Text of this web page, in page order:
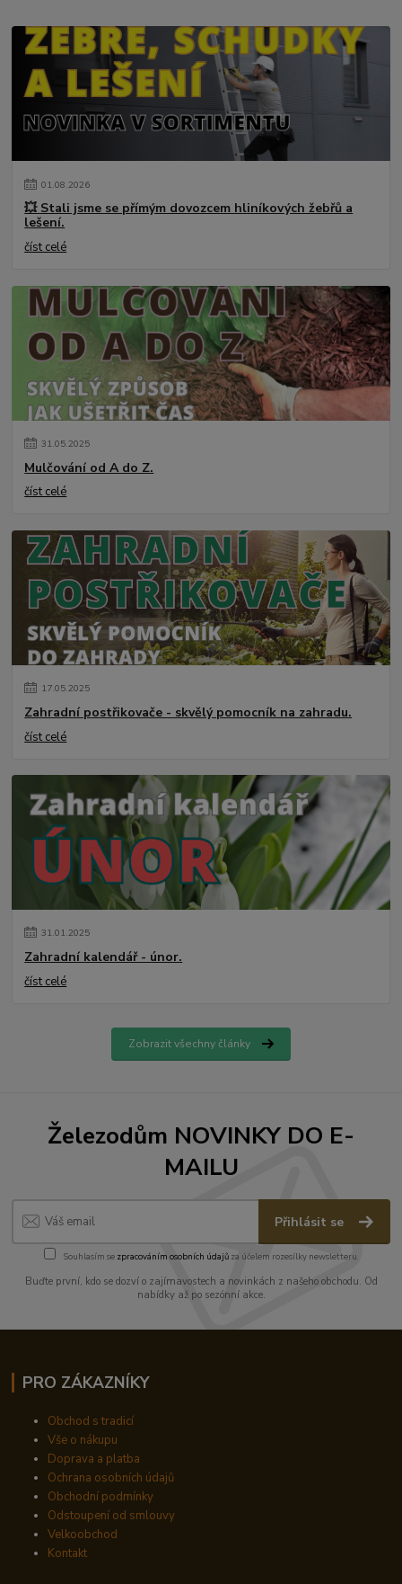
01.08.2026
💥 Stali jsme se přímým dovozcem hliníkových žebřů a
lešení.
číst celé
31.05.2025
Mulčování od A do Z.
číst celé
17.05.2025
Zahradní postřikovače - skvělý pomocník na zahradu.
číst celé
31.01.2025
Zahradní kalendář - únor.
číst celé
Zobrazit všechny články
Železodům NOVINKY DO E-
MAILU
Přihlásit se
Souhlasím se zpracováním osobních údajůza účelem rozesílky newsletteru.
Buďte první, kdo se dozví o zajímavostech a novinkách z našeho obchodu. Od
nabídky až po sezónní akce.
PRO ZÁKAZNÍKY
Obchod s tradicí
Vše o nákupu
Doprava a platba
Ochrana osobních údajů
Obchodní podmínky
Odstoupení od smlouvy
Velkoobchod
Kontakt